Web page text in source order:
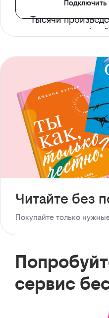
Тысячи
с доступом офлайн
Подключить
Читайте без
Покупайте только
сервис